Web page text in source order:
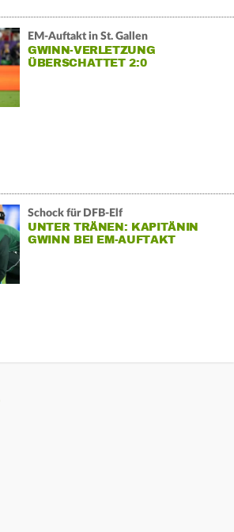
EM-Auftakt in St. Gallen
GWINN-VERLETZUNG
ÜBERSCHATTET 2:0
Schock für DFB-Elf
UNTER TRÄNEN: KAPITÄNIN
GWINN BEI EM-AUFTAKT